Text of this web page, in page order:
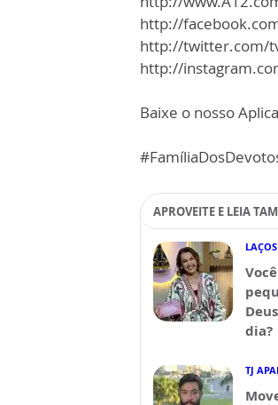
http://
http://twitter.com/
http://
Baixe o nosso
APROVEITE E LEIA
dia?
TJ